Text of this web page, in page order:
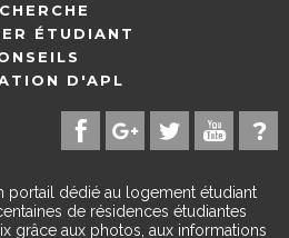
ÉTUDIANT
D'APL
portail dédié au logement étudiant
de résidences étudiantes
grâce aux photos, aux informations